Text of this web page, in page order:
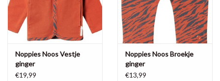
Noppies Noos Vestje
ginger
€19,99
Noppies Noos Broekje
ginger
€13,99